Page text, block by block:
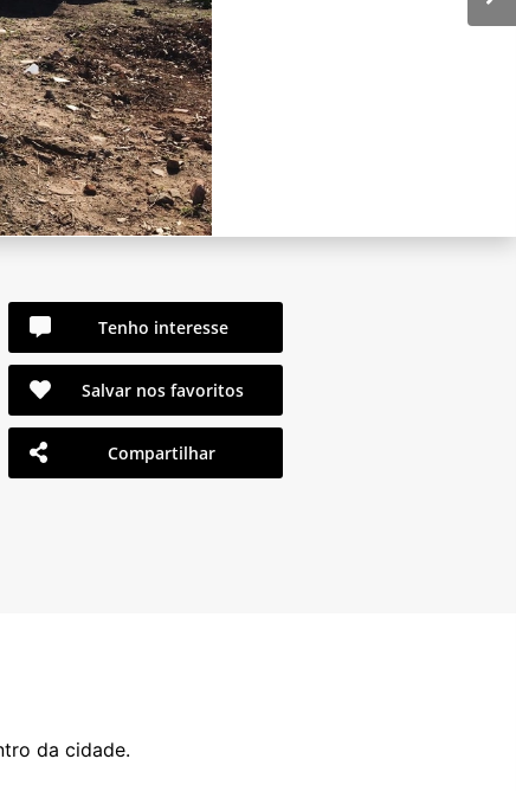
Tenho interesse
Salvar nos favoritos
Compartilhar
da cidade.